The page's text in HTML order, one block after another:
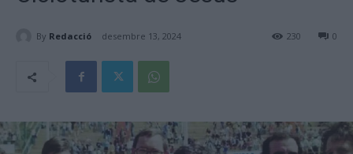
By Redacció desembre 13, 2024 0
230